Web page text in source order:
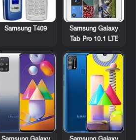
Samsung Galaxy
Tab Pro 10.1 LTE
Samsung T409